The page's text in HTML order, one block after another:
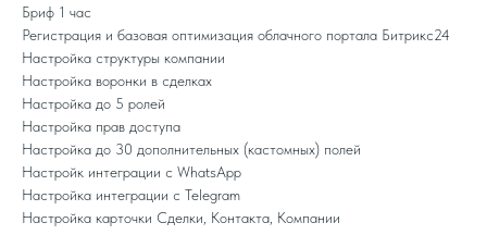
Бриф 1 час
Регистрация и базовая оптимизация облачного портала Битрикс24
Настройка структуры компании
Настройка воронки в сделках
Настройка до 5 ролей
Настройка прав доступа
Настройка до 30 дополнительных (кастомных) полей
Настройк интеграции с WhatsApp
Настройка интеграции с Telegram
Настройка карточки Сделки, Контакта, Компании